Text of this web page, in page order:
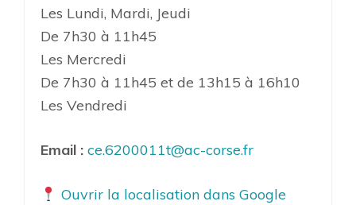
Les Lundi, Mardi, Jeudi
De 7h30 à 11h45
Les Mercredi
De 7h30 à 11h45 et de 13h15 à 16h10
Les Vendredi
Email : ce.6200011t@ac-corse.fr
Ouvrir la localisation dans Google